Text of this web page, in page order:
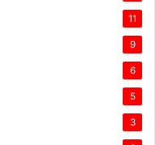
11
9
6
5
3